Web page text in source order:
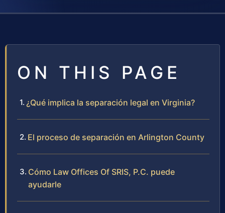
ON THIS PAGE
¿Qué implica la separación legal en Virginia?
El proceso de separación en Arlington County
Cómo Law Offices Of SRIS, P.C. puede
ayudarle